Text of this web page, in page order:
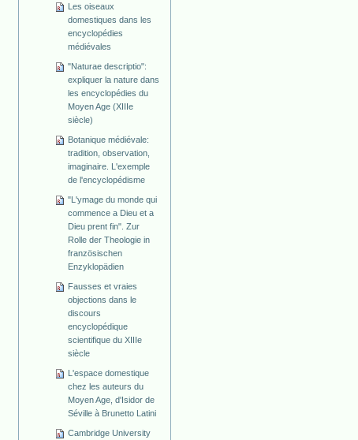
Les oiseaux
domestiques dans les
encyclopédies
médiévales
"Naturae descriptio":
expliquer la nature dans
les encyclopédies du
Moyen Age (XIIIe
siècle)
Botanique médiévale:
tradition, observation,
imaginaire. L'exemple
de l'encyclopédisme
"L'ymage du monde qui
commence a Dieu et a
Dieu prent fin". Zur
Rolle der Theologie in
französischen
Enzyklopädien
Fausses et vraies
objections dans le
discours
encyclopédique
scientifique du XIIIe
siècle
L'espace domestique
chez les auteurs du
Moyen Age, d'Isidor de
Séville à Brunetto Latini
Cambridge University